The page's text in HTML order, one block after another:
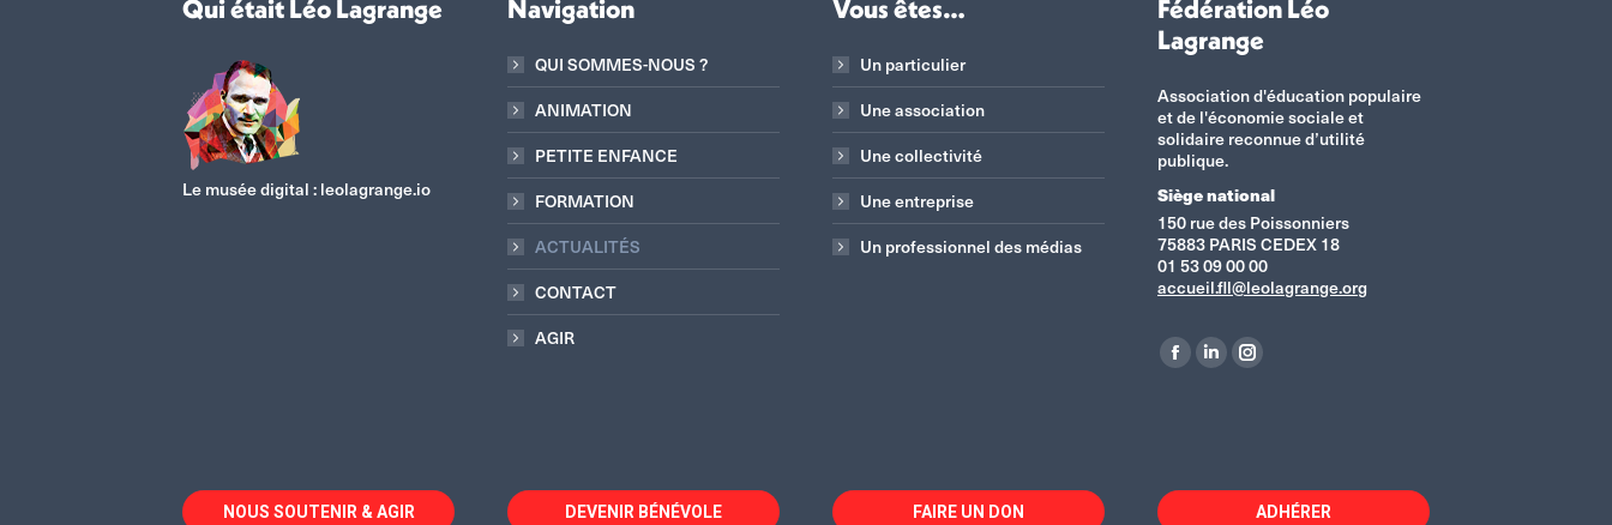
Qui était Léo Lagrange
Le musée digital : leolagrange.io
Navigation
QUI SOMMES-NOUS ?
ANIMATION
PETITE ENFANCE
FORMATION
ACTUALITÉS
CONTACT
AGIR
Vous êtes…
Un particulier
Une association
Une collectivité
Une entreprise
Un professionnel des médias
Fédération Léo
Lagrange
Association d'éducation populaire
et de l'économie sociale et
solidaire reconnue d’utilité
publique.
Siège national
150 rue des Poissonniers
75883 PARIS CEDEX 18
01 53 09 00 00
accueil.fll@leolagrange.org
Retrouvez-nous sur :
La
dans
La
dans
La
dans
NOUS SOUTENIR & AGIR DEVENIR BÉNÉVOLE FAIRE UN DON ADHÉRER